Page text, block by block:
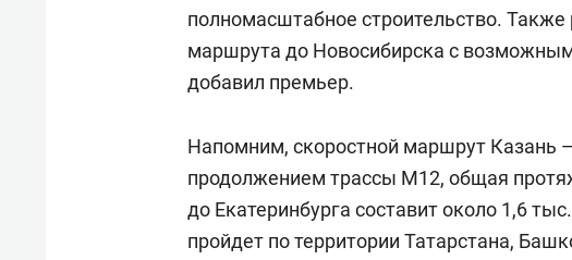
полномасштабное строительство. Также
маршрута до Новосибирска с
добавил премьер.
Напомним, скоростной маршрут Казань
продолжением трассы М12, общая
до Екатеринбурга составит около 1,6
пройдет по территории Татарстана,